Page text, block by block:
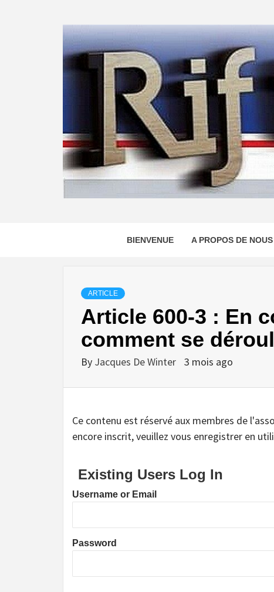
BIENVENUE A PROPOS DE NOUS
ARTICLE
Article 600-3 : En
comment se
By Jacques De Winter 3 mois ago
Ce contenu est réservé aux membres de
encore inscrit, veuillez vous enregistrer en
Existing Users Log In
Username or Email
Password